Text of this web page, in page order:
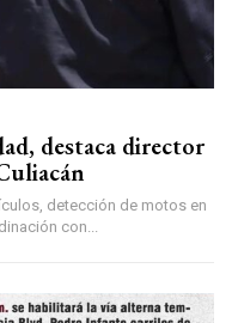
destaca director
detección de motos en
con...